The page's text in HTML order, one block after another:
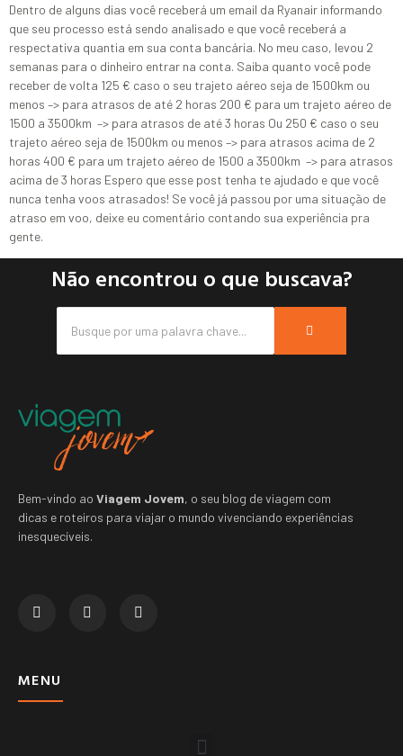
Dentro de alguns dias você receberá um email da Ryanair informando
que seu processo está sendo analisado e que você receberá a
respectativa quantia em sua conta bancária. No meu caso, levou 2
semanas para o dinheiro entrar na conta. Saiba quanto você pode
receber de volta 125 € caso o seu trajeto aéreo seja de 1500km ou
menos –> para atrasos de até 2 horas 200 € para um trajeto aéreo de
1500 a 3500km –> para atrasos de até 3 horas Ou 250 € caso o seu
trajeto aéreo seja de 1500km ou menos –> para atrasos acima de 2
horas 400 € para um trajeto aéreo de 1500 a 3500km –> para atrasos
acima de 3 horas Espero que esse post tenha te ajudado e que você
nunca tenha voos atrasados! Se você já passou por uma situação de
atraso em voo, deixe eu comentário contando sua experiência pra
gente.
Não encontrou o que buscava?
Bem-vindo ao Viagem Jovem, o seu blog de viagem com
dicas e roteiros para viajar o mundo vivenciando experiências
inesquecíveis.
MENU